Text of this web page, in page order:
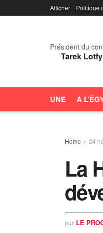
Afficher Politique
Président du
Tarek Lotfy
UNE A
Home 24
La
par LE